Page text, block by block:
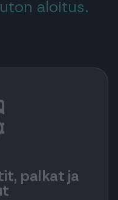
aloitus.
palkat ja